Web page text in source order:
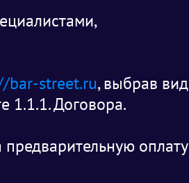
bar-street.ru, выбрав вид
1.1.1. Договора.
предварительную оплату